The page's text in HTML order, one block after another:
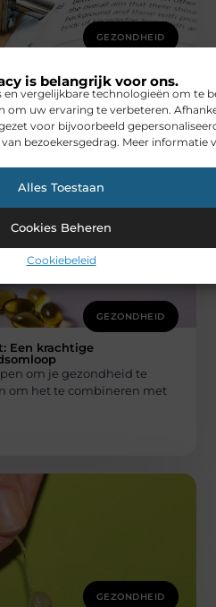
is belangrijk voor ons.
vergelijkbare technologieën om te
om uw ervaring te verbeteren.
voor bijvoorbeeld
bezoekersgedrag. Meer informatie
Alles Toestaan
Cookies Beheren
Cookiebeleid
GEZONDHEID
persoonlijke
een verhaal: van de
mensen test in
de patiënt die
GEZONDHEID
Een krachtige
om je gezondheid te
om het te combineren met
GEZONDHEID